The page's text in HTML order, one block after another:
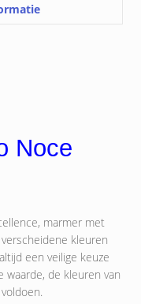
Noce
marmer met
kleuren
een veilige keuze
waarde, de kleuren van